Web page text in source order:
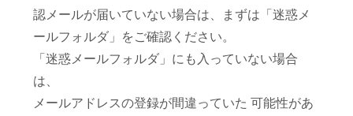
認メールが届いていない場合は、まずは「迷惑メ
ールフォルダ」をご確認ください。
「迷惑メールフォルダ」にも入っていない場合
は、
メールアドレスの登録が間違っていた 可能性があ